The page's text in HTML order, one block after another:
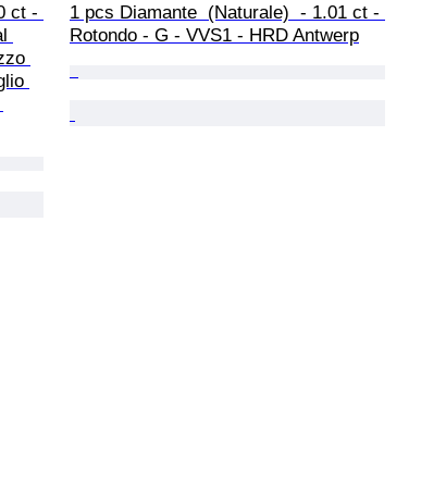
ct -
1 pcs Diamante  (Naturale)  - 1.01 ct -
Rotondo - G - VVS1 - HRD Antwerp